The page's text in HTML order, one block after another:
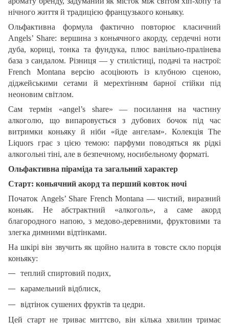
нічного життя й традицією французького коньяку.
Ольфактивна формула фактично повторює класичний
Angels’ Share: вершина з коньячного акорду, сердечні ноти
дуба, кориці, тонка та фундука, плюс ванільно-пралінева
база з сандалом. Різниця — у стилістиці, подачі та настрої:
French Montana версію асоціюють із клубною сценою,
діджейськими сетами й мерехтінням барної стійки під
неоновим світлом.
Сам термін «angel’s share» — посилання на частину
алкоголю, що випаровується з дубових бочок під час
витримки коньяку й ніби «йде ангелам». Колекція The
Liquors грає з цією темою: парфуми поводяться як рідкі
алкогольні тіні, але в безпечному, носибельному форматі.
Ольфактивна піраміда та загальний характер
Старт: коньячний акорд та перший ковток ночі
Початок Angels’ Share French Montana — чистий, виразний
коньяк. Не абстрактний «алкоголь», а саме акорд
благородного напою, з медово-деревними, фруктовими та
злегка димними відтінками.
На шкірі він звучить як щойно налита в товсте скло порція
коньяку:
теплий спиртовий подих,
карамельний відблиск,
відтінок сушених фруктів та цедри.
Цей старт не триває миттєво, він кілька хвилин тримає